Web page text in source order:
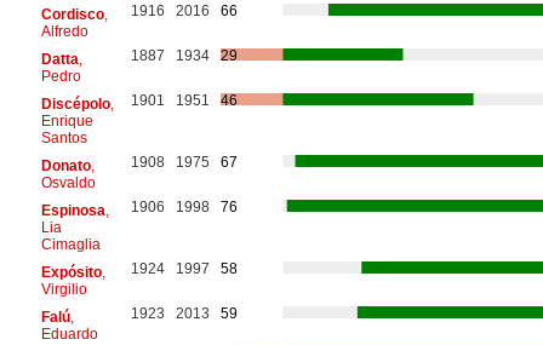
Cordisco,
Alfredo
1916 2016 66
Datta
Pedro
1887 1934 29
Discépolo,
Enrique
Santos
1901 1951 46
Donato,
Osvaldo
1908 1975 67
Espinosa
Lia
Cimaglia
1906 1998 76
Expósito,
Virgilio
1924 1997 58
Falú,
Eduardo
1923 2013 59